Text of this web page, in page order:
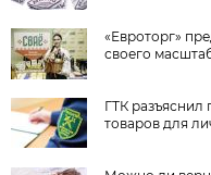
«Евроторг»
своего
ГТК разъяснил
товаров для